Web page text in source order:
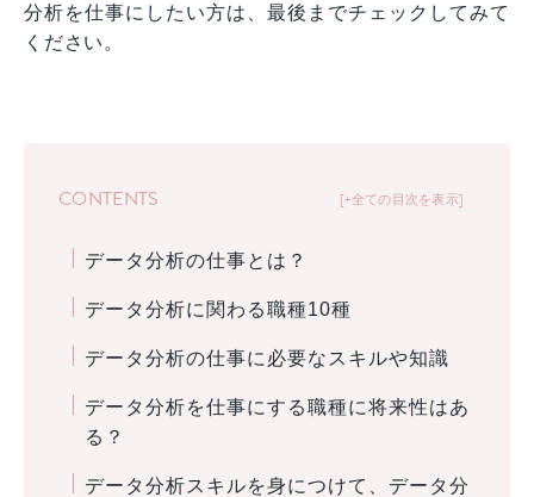
分析を仕事にしたい方は、最後までチェックしてみて
ください。
+全ての目次を表示
CONTENTS
データ分析の仕事とは？
データ分析に関わる職種10種
データ分析の仕事に必要なスキルや知識
データ分析を仕事にする職種に将来性はあ
る？
データ分析スキルを身につけて、データ分